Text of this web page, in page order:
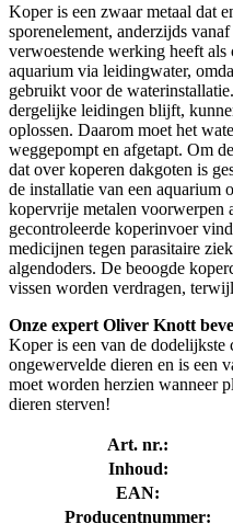
Koper is een zwaar metaal dat
sporenelement, anderzijds
verwoestende werking heeft
aquarium via leidingwater,
gebruikt voor de
dergelijke leidingen blijft,
oplossen. Daarom moet het
weggepompt en afgetapt. Om
dat over koperen dakgoten is
de installatie van een aquarium
kopervrije metalen voorwerpen
gecontroleerde koperinvoer
medicijnen tegen parasitaire
algendoders. De beoogde
vissen worden verdragen,
Onze expert Oliver Knott
Koper is een van de dodelijkste
ongewervelde dieren en is een
moet worden herzien wanneer
dieren sterven!
Art. nr.:
Inhoud:
EAN:
Producentnummer: